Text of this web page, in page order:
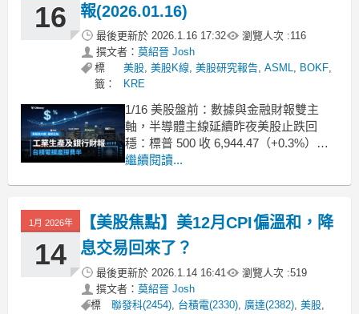
16
報(2026.01.16)
最後更新於 2026.1.16 17:32 瀏覽人次 :116
撰文者： 莫紹晉 Josh
標
籤：
美股,美股K線,美股研究報告,ASML, BOKF,
KRE
1/16 美股盤前：數據與金融財報雙主
軸，半導體主線延續昨夜美股止跌回
穩：標普 500 收 6,944.47（+0.3%）、
道瓊收 49,442.44（+0.6%）、那斯達克
累。今早亞股偏多，台灣、南韓科技股
續強；歐股開盤則
繼續閱讀...
1月 2026年
14
【美股焦點】美12月CPI偏溫和，降
息交易回來了？
最後更新於 2026.1.14 16:41 瀏覽人次 :519
撰文者： 莫紹晉 Josh
標
聯發科(2454), 台積電(2330), 廣達(2382),美股,